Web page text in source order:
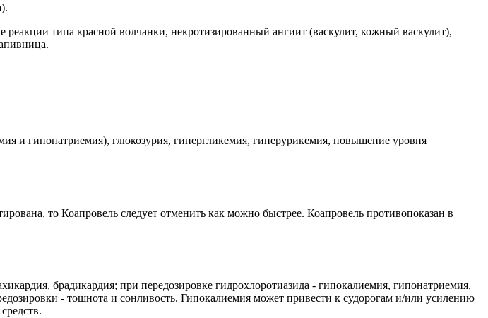
типа красной волчанки, некротизированный ангиит (васкулит, кожный васкулит),
и гипонатриемия), глюкозурия, гипергликемия, гиперурикемия, повышение уровня
то Коапровель следует отменить как можно быстрее. Коапровель противопоказан в
брадикардия; при передозировке гидрохлоротиазида - гипокалиемия, гипонатриемия,
- тошнота и сонливость. Гипокалиемия может привести к судорогам и/или усилению